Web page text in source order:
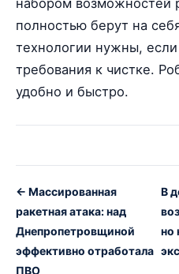
полностью берут на
технологии нужны,
требования к чистке.
удобно и быстро.
← Массированная
ракетная атака: над
Днепропетровщиной
эффективно отработала
ПВО
В
но